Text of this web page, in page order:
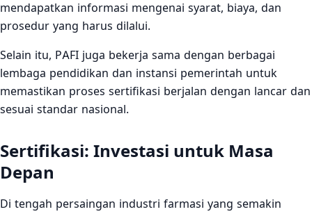
mendapatkan informasi mengenai syarat, biaya, dan
prosedur yang harus dilalui.
Selain itu, PAFI juga bekerja sama dengan berbagai
lembaga pendidikan dan instansi pemerintah untuk
memastikan proses sertifikasi berjalan dengan lancar dan
sesuai standar nasional.
Sertifikasi: Investasi untuk Masa
Depan
Di tengah persaingan industri farmasi yang semakin